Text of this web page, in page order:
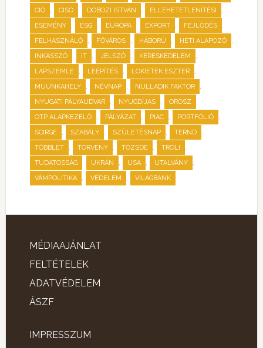
CIO , CISO , DOBOZI ISTVÁN , ELLEHETETLENÍTÉSI ,
ESEMÉNY , ESG , EURÓPA , EXPORT , FEJLŐDÉS ,
FELHASZNÁLÓ , FŐVÁROS , HÁBORÚ , HETI ALAPOZÓ ,
INKASSZÓ , IT , JELSZÓ , KERESKEDELEM ,
LAPSZEMLE , LEÉPÍTÉS , LOKIETEK ESZTER ,
MUUNKAHELY , NÉVNAP , NULLADIK FAKTOR ,
NYUGATI PÁLYAUDVAR , NYUGDÍJAS , OROSZ ,
OTP ALAPKEZELŐ , PÁLYÁZAT , PIAC , PORTFÓLIÓ ,
SCIRGE , SZABÁLY , SZÜLETÉSNAP , TERND ,
TÖBBLET , TÖRVÉNY , TŐZSDE , TROLI ,
TUDATOSSÁG , UKRÁN , USA , UTALVÁNY ,
VÁMPOLITIKA , VÉDELEM , VILÁGBANK
MÉDIAAJÁNLAT
FELTÉTELEK
ADATVÉDELEM
ÁSZF
IMPRESSZUM